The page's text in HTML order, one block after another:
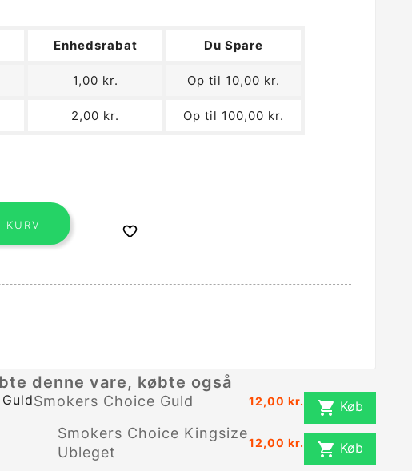
Enhedsrabat Du Spare
1,00 kr. Op til 10,00 kr.
2,00 kr. Op til 100,00 kr.

denne vare, købte også
Smokers Choice Guld 12,00 kr.  Køb
Smokers Choice Kingsize
Ubleget
12,00 kr.  Køb